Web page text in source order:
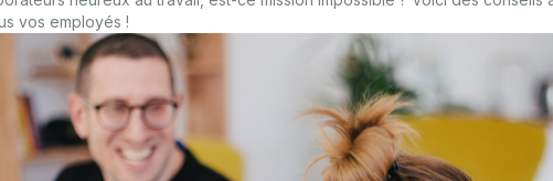
vos employés !